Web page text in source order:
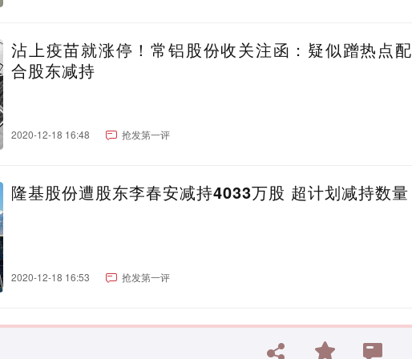
沾上疫苗就涨停！常铝股份收关注函：疑似蹭热点配
合股东减持
2020-12-18 16:48 抢发第一评
隆基股份遭股东李春安减持4033万股 超计划减持数量
2020-12-18 16:53 抢发第一评